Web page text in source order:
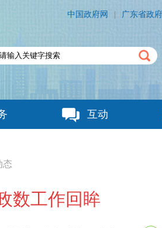
广东省政
中国政府网
互动
态
数工作回眸